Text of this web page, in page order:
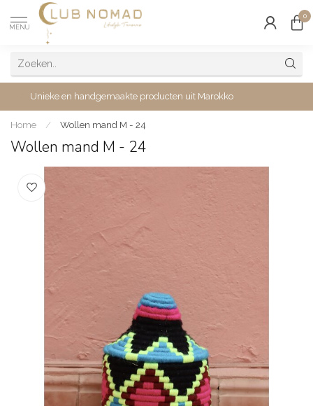
MENU
0
Unieke en handgemaakte producten uit Marokko
Home / Wollen mand M - 24
Wollen mand M - 24